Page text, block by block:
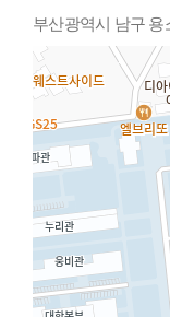
부산광역시 남구 용